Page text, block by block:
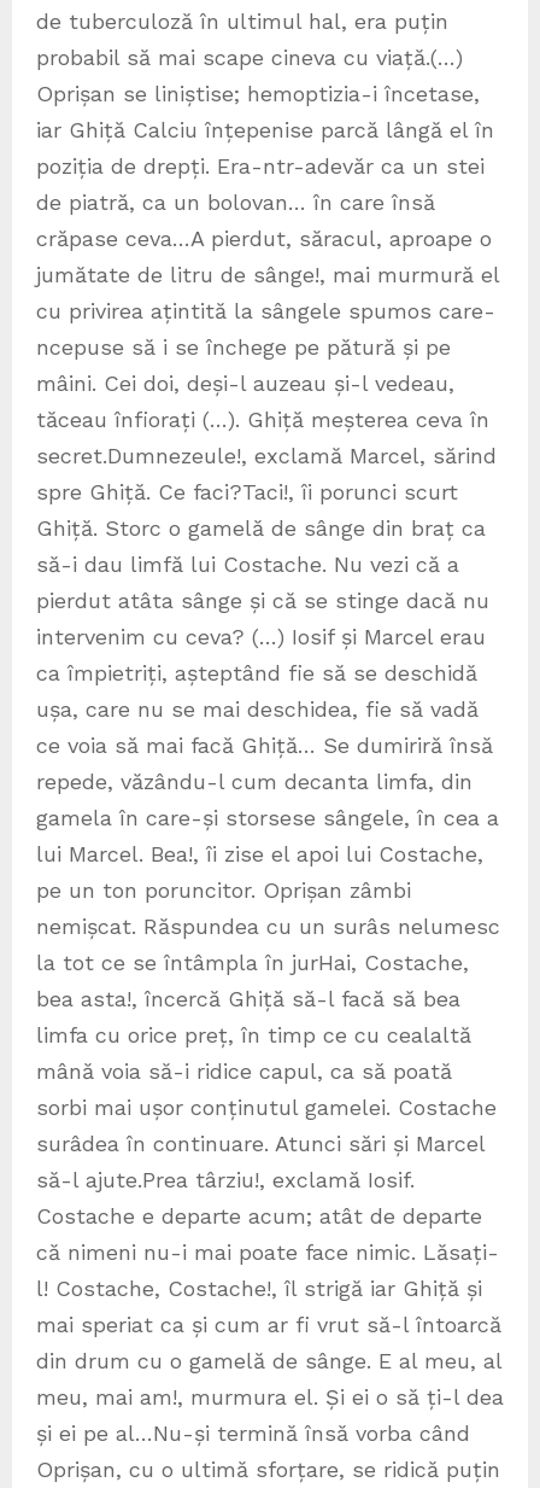
de tuberculoză în ultimul hal, era puțin
probabil să mai scape cineva cu viață.(…)
Oprișan se liniștise; hemoptizia-i încetase,
iar Ghiță Calciu înțepenise parcă lângă el în
poziția de drepți. Era-ntr-adevăr ca un stei
de piatră, ca un bolovan… în care însă
crăpase ceva…A pierdut, săracul, aproape o
jumătate de litru de sânge!, mai murmură el
cu privirea ațintită la sângele spumos care-
ncepuse să i se închege pe pătură și pe
mâini. Cei doi, deși-l auzeau și-l vedeau,
tăceau înfiorați (…). Ghiță meșterea ceva în
secret.Dumnezeule!, exclamă Marcel, sărind
spre Ghiță. Ce faci?Taci!, îi porunci scurt
Ghiță. Storc o gamelă de sânge din braț ca
să-i dau limfă lui Costache. Nu vezi că a
pierdut atâta sânge și că se stinge dacă nu
intervenim cu ceva? (…) Iosif și Marcel erau
ca împietriți, așteptând fie să se deschidă
ușa, care nu se mai deschidea, fie să vadă
ce voia să mai facă Ghiță… Se dumiriră însă
repede, văzându-l cum decanta limfa, din
gamela în care-și storsese sângele, în cea a
lui Marcel. Bea!, îi zise el apoi lui Costache,
pe un ton poruncitor. Oprișan zâmbi
nemișcat. Răspundea cu un surâs nelumesc
la tot ce se întâmpla în jurHai, Costache,
bea asta!, încercă Ghiță să-l facă să bea
limfa cu orice preț, în timp ce cu cealaltă
mână voia să-i ridice capul, ca să poată
sorbi mai ușor conținutul gamelei. Costache
surâdea în continuare. Atunci sări și Marcel
să-l ajute.Prea târziu!, exclamă Iosif.
Costache e departe acum; atât de departe
că nimeni nu-i mai poate face nimic. Lăsați-
l! Costache, Costache!, îl strigă iar Ghiță și
mai speriat ca și cum ar fi vrut să-l întoarcă
din drum cu o gamelă de sânge. E al meu, al
meu, mai am!, murmura el. Și ei o să ți-l dea
și ei pe al…Nu-și termină însă vorba când
Oprișan, cu o ultimă sforțare, se ridică puțin